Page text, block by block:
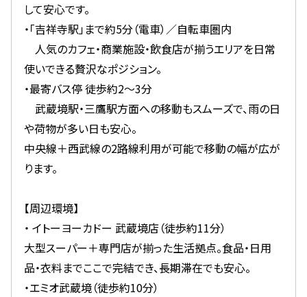
して安心です。
・「吉祥寺駅」まで約5分（電車）／自転車圏内
人気のカフェ・商業施設・飲食店が揃うエリアを日常
使いできる贅沢なポジション。
・最寄バス停 徒歩約2〜3分
武蔵境駅・三鷹駅方面への移動もスムーズで、雨の日
や荷物が多い日も安心。
中央線＋西武線の2路線利用が可能で移動の幅が広が
ります。
【周辺環境】
・ イトーヨーカドー 武蔵境店（徒歩約11分）
大型スーパー＋専門店が揃った生活拠点。食品・日用
品・衣料までここで完結でき、長期滞在でも安心。
・エミオ武蔵境（徒歩約10分）